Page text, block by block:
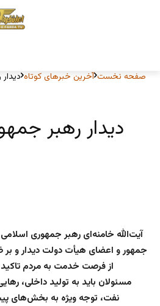
صفحه نخست آخرین خبرهای کوتاه
دیدار رهبر
آیت‌الله خامنه‌ای رهبر جمهوری اسلامی
جمهور و اعضای هیأت دولت دیدار و
از فرصت خدمت به مردم
مسئولان باید به تولید داخلی،
نفت، توجه ویژه به بخش‌های